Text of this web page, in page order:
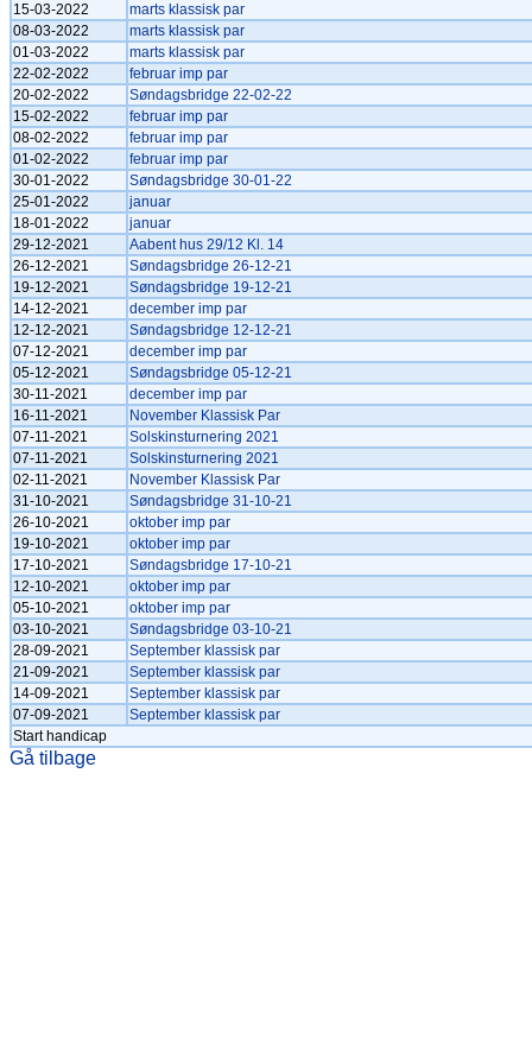
15-03-2022
marts klassisk par
08-03-2022
marts klassisk par
01-03-2022
marts klassisk par
22-02-2022
februar imp par
20-02-2022
Søndagsbridge 22-02-22
15-02-2022
februar imp par
08-02-2022
februar imp par
01-02-2022
februar imp par
30-01-2022
Søndagsbridge 30-01-22
25-01-2022
januar
18-01-2022
januar
29-12-2021
Aabent hus 29/12 Kl. 14
26-12-2021
Søndagsbridge 26-12-21
19-12-2021
Søndagsbridge 19-12-21
14-12-2021
december imp par
12-12-2021
Søndagsbridge 12-12-21
07-12-2021
december imp par
05-12-2021
Søndagsbridge 05-12-21
30-11-2021
december imp par
16-11-2021
November Klassisk Par
07-11-2021
Solskinsturnering 2021
07-11-2021
Solskinsturnering 2021
02-11-2021
November Klassisk Par
31-10-2021
Søndagsbridge 31-10-21
26-10-2021
oktober imp par
19-10-2021
oktober imp par
17-10-2021
Søndagsbridge 17-10-21
12-10-2021
oktober imp par
05-10-2021
oktober imp par
03-10-2021
Søndagsbridge 03-10-21
28-09-2021
September klassisk par
21-09-2021
September klassisk par
14-09-2021
September klassisk par
07-09-2021
September klassisk par
Start handicap
Gå tilbage